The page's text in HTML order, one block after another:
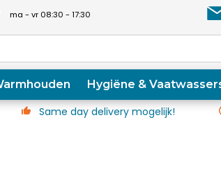
ma - vr 08:30 - 17:30
Hygiëne &
Same day delivery mogelijk!